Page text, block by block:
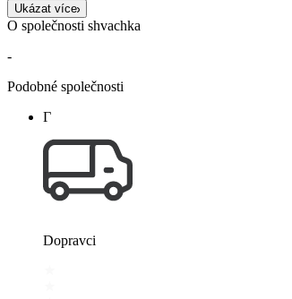
Ukázat více
O společnosti shvachka
-
Podobné společnosti
Г
Dopravci